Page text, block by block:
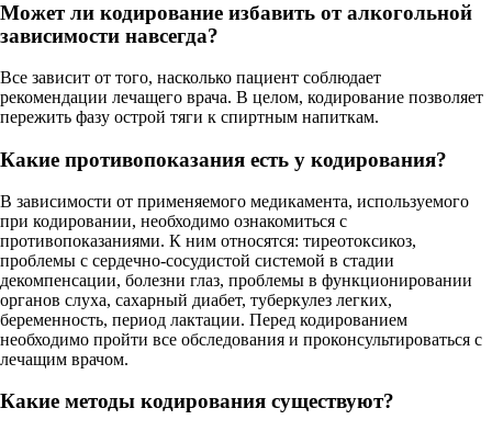
Может ли кодирование избавить от алкогольной
зависимости навсегда?
Все зависит от того, насколько пациент соблюдает
рекомендации лечащего врача. В целом, кодирование позволяет
пережить фазу острой тяги к спиртным напиткам.
Какие противопоказания есть у кодирования?
В зависимости от применяемого медикамента, используемого
при кодировании, необходимо ознакомиться с
противопоказаниями. К ним относятся: тиреотоксикоз,
проблемы с сердечно-сосудистой системой в стадии
декомпенсации, болезни глаз, проблемы в функционировании
органов слуха, сахарный диабет, туберкулез легких,
беременность, период лактации. Перед кодированием
необходимо пройти все обследования и проконсультироваться с
лечащим врачом.
Какие методы кодирования существуют?